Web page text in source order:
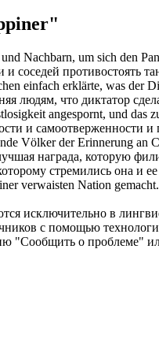
Nachbarn, um sich den
и соседей противостоять
einfach erklärte, was der
людям, что диктатор
angespornt, und das
и самоотверженности
Völker der Erinnerung an
награда, которую
стремились она и
verwaisten Nation gemacht.
исключительно в
с помощью
"Сообщить о проблеме"